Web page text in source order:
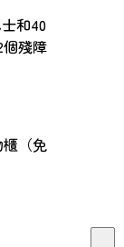
和40
殘障
（免